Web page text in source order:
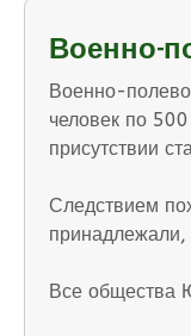
Военно-
Военно-
человек по
присутствии
Следствием
Все общества